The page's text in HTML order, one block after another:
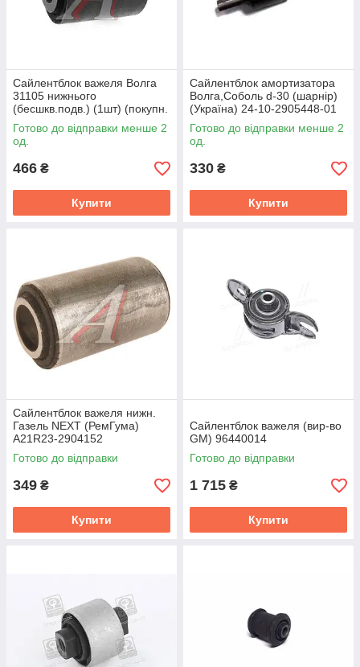
Сайлентблок важеля Волга
31105 нижнього
(бесшкв.подв.) (1шт) (покупн.
ГАЗ)
Готово до відправки менше 2
од.
466 ₴
Купити
Сайлентблок амортизатора
Волга,Соболь d-30 (шарнiр)
(Україна) 24-10-2905448-01
Готово до відправки менше 2
од.
330 ₴
Купити
Сайлентблок важеля нижн.
Газель NEXT (РемГума)
A21R23-2904152
Готово до відправки
349 ₴
Купити
Сайлентблок важеля (вир-во
GM) 96440014
Готово до відправки
1 715 ₴
Купити